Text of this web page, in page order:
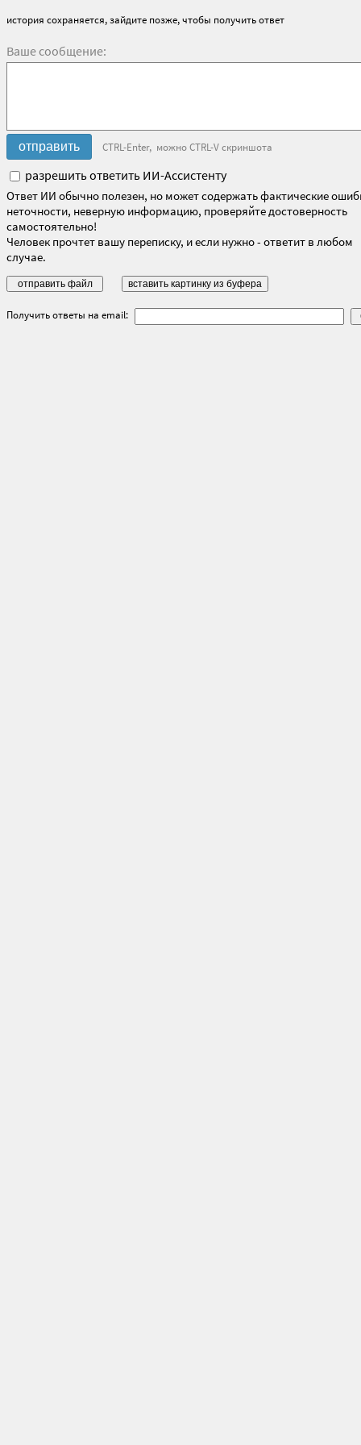
история сохраняется, зайдите позже, чтобы получить ответ
Ваше сообщение:
CTRL-Enter, можно CTRL-V скриншота
разрешить ответить ИИ-Ассистенту
Ответ ИИ обычно полезен, но может содержать фактические
неточности, неверную информацию, проверяйте достоверность
самостоятельно!
Человек прочтет вашу переписку, и если нужно - ответит в любом
случае.
Получить ответы на email: